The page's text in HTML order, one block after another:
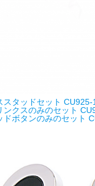
スタッドセット CU925-
ンクスのみのセット
ドボタンのみのセット